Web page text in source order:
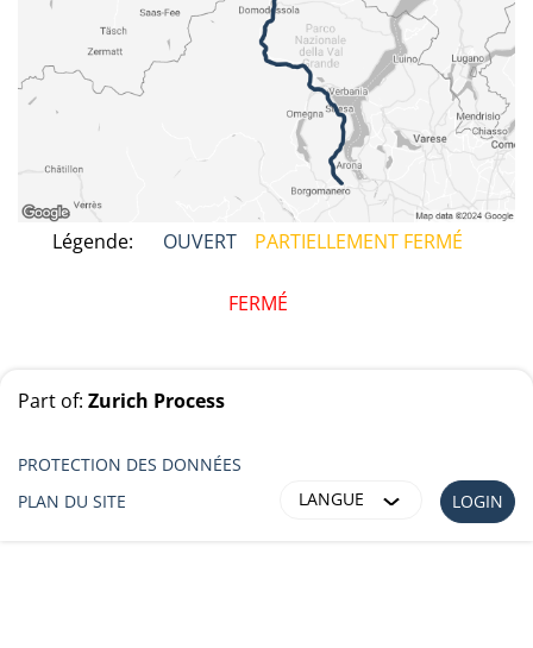
Légende: OUVERT PARTIELLEMENT FERMÉ
FERMÉ
Part of: Zurich Process
PROTECTION DES DONNÉES
PLAN DU SITE
LANGUE LOGIN